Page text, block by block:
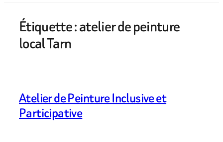
Étiquette :atelier de peinture
local Tarn
Atelier de Peinture Inclusive et
Participative